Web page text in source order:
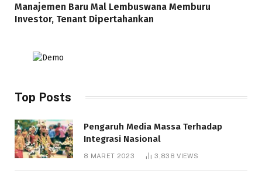
Manajemen Baru Mal Lembuswana Memburu
Investor, Tenant Dipertahankan
Top Posts
Pengaruh Media Massa Terhadap
Integrasi Nasional
8 MARET 2023 3,838VIEWS